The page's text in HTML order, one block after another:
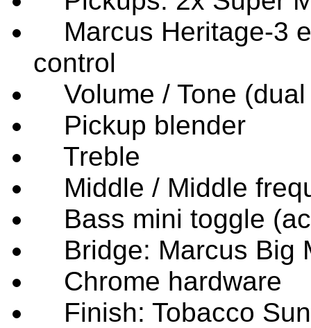
Marcus Heritage-3
control
Volume / Tone (dual
Pickup blender
Treble
Middle / Middle
Bass mini toggle
Bridge: Marcus Big
Chrome hardware
Finish: Tobacco